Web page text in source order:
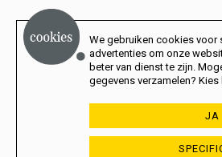
We gebruiken cookies voor
advertenties om onze
beter van dienst te zijn.
gegevens verzamelen? Kies
JA